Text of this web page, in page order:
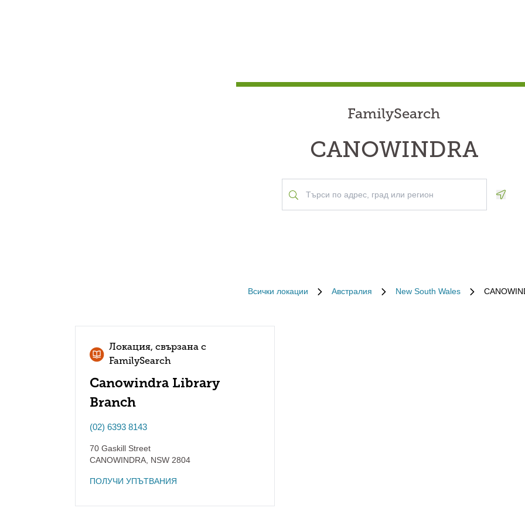
FamilySearch
CANOWINDRA
Всички локации Австралия New South Wales
Локация, свързана с
FamilySearch
Canowindra Library
Branch
(02) 6393 8143
70 Gaskill Street
CANOWINDRA NSW 2804
ПОЛУЧИ УПЪТВАНИЯ